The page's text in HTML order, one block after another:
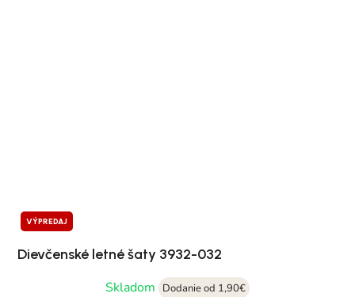
VÝPREDAJ
Dievčenské letné šaty 3932-032
Skladom
Dodanie od 1,90€